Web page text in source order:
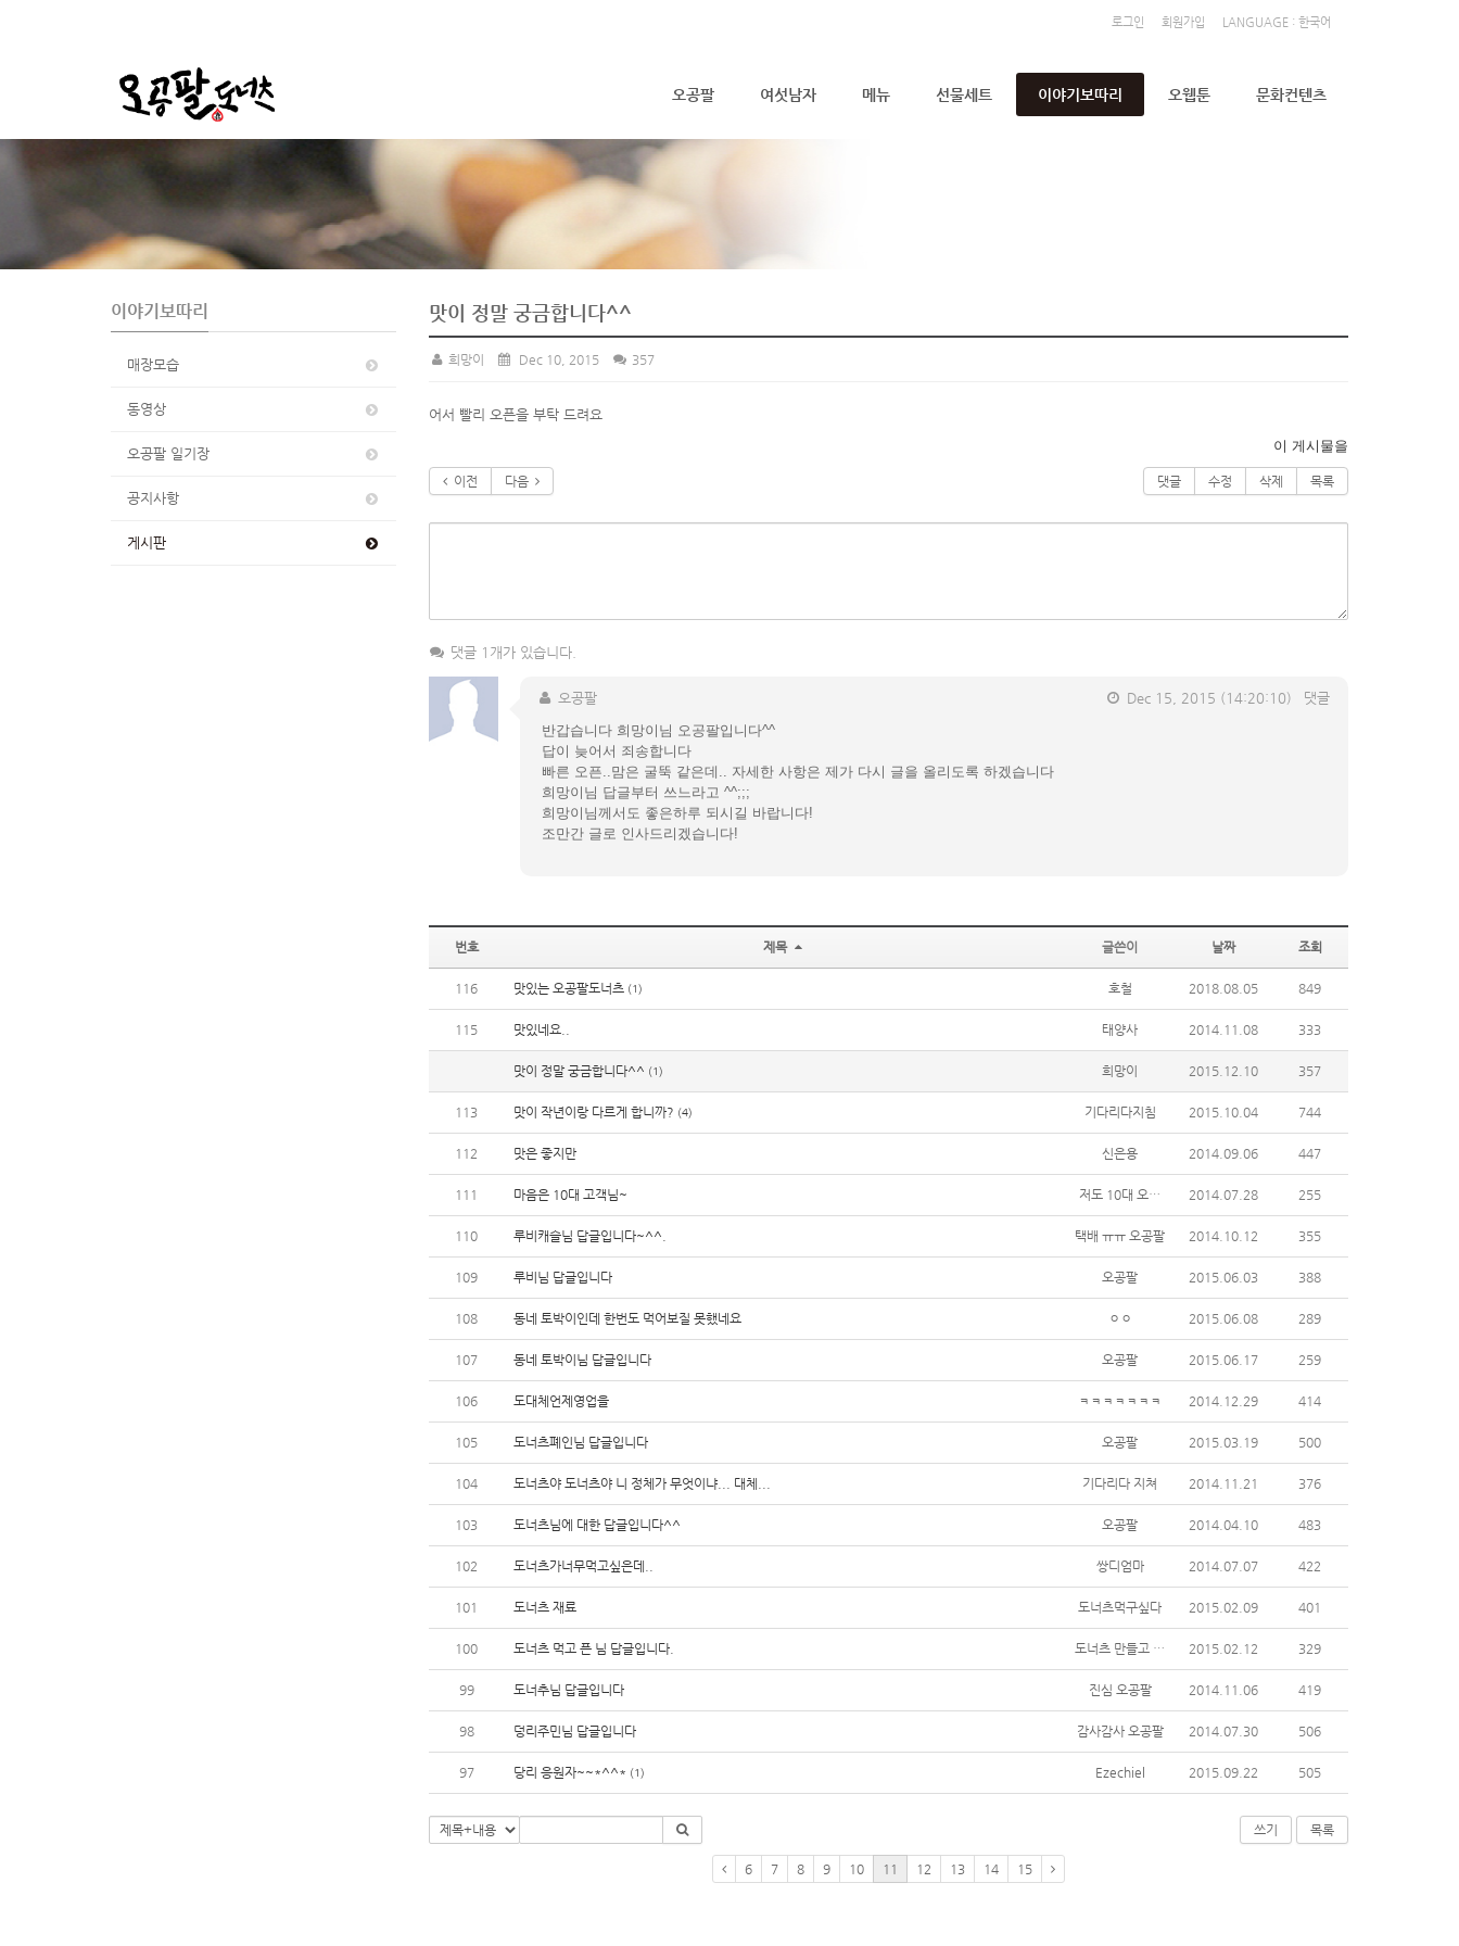
로그인 회원가입 LANGUAGE : 한국어
오공팔 여섯남자 메뉴 선물세트 이야기보따리 오웹툰 문화컨텐츠
r
o
o
이야기보따리
매장모습
동영상
오공팔 일기장
공지사항
게시판
맛이 정말 궁금합니다^^
희망이 Dec 10, 2015 357
어서 빨리 오픈을 부탁 드려요
이 게시물을
이전 다음 댓글 수정 삭제 목록
댓글 1개가 있습니다.
오공팔 Dec 15, 2015 (14:20:10)
댓글
반갑습니다 희망이님 오공팔입니다^^
답이 늦어서 죄송합니다
빠른 오픈..맘은 굴뚝 같은데.. 자세한 사항은 제가 다시 글을 올리도록 하겠습니다
희망이님 답글부터 쓰느라고 ^^;;;
희망이님께서도 좋은하루 되시길 바랍니다!
조만간 글로 인사드리겠습니다!
번호 제목 글쓴이 날짜 조회
116 맛있는 오공팔도너츠 (1) 호철 2018.08.05 849
115 맛있네요.. 태양사 2014.11.08 333
맛이 정말 궁금합니다^^ (1) 희망이 2015.12.10 357
113 맛이 작년이랑 다르게 합니까? (4) 기다리다지침 2015.10.04 744
112 맛은 좋지만 신은용 2014.09.06 447
111 마음은 10대 고객님~ 저도 10대 오공팔 2014.07.28 255
110 루비캐슬님 답글입니다~^^. 택배 ㅠㅠ 오공팔 2014.10.12 355
109 루비님 답글입니다 오공팔 2015.06.03 388
108 동네 토박이인데 한번도 먹어보질 못했네요 ㅇㅇ 2015.06.08 289
107 동네 토박이님 답글입니다 오공팔 2015.06.17 259
106 도대체언제영업을 ㅋㅋㅋㅋㅋㅋㅋ 2014.12.29 414
105 도너츠폐인님 답글입니다 오공팔 2015.03.19 500
104 도너츠야 도너츠야 니 정체가 무엇이냐... 대체... 기다리다 지쳐 2014.11.21 376
103 도너츠님에 대한 답글입니다^^ 오공팔 2014.04.10 483
102 도너츠가너무먹고싶은데.. 쌍디엄마 2014.07.07 422
101 도너츠 재료 도너츠먹구싶다 2015.02.09 401
100 도너츠 먹고 픈 님 답글입니다. 도너츠 만들고 픈 오공팔2015.02.12 329
99 도너추님 답글입니다 진심 오공팔 2014.11.06 419
98 덩리주민님 답글입니다 감사감사 오공팔 2014.07.30 506
97 당리 응원자~~*^^* (1) Ezechiel 2015.09.22 505
쓰기 목록
6 7 8 9 10 11 12 13 14 15